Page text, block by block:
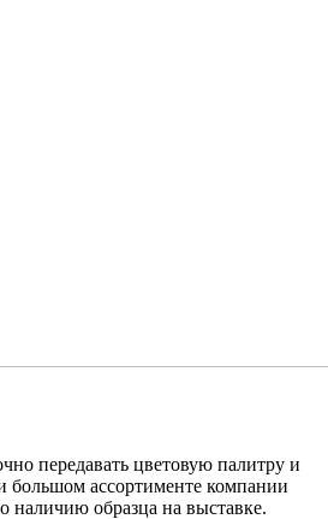
передавать цветовую палитру и
большом ассортименте компании
наличию образца на выставке.